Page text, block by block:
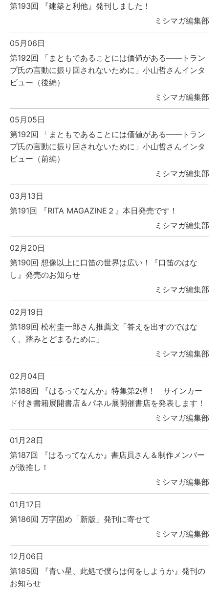
第193回 『建築と利他』発刊しました！
ミシマガ編集部
05月06日
第192回 「まともであることには価値がある――トラン
プ氏の言動に振り回されないために」小山哲さんインタ
ビュー（後編）
ミシマガ編集部
05月05日
第192回 「まともであることには価値がある――トラン
プ氏の言動に振り回されないために」小山哲さんインタ
ビュー（前編）
ミシマガ編集部
03月13日
第191回 『RITA MAGAZINE２』本日発売です！
ミシマガ編集部
02月20日
第190回 想像以上に口笛の世界は広い！『口笛のはな
し』発売のお知らせ
ミシマガ編集部
02月19日
第189回 松村圭一郎さん推薦文「答えを出すのではな
く、踏みとどまるために」
ミシマガ編集部
02月04日
第188回 『はるってなんか』特集第2弾！ サインカー
ド付き書籍展開書店＆パネル展開催書店を発表します！
ミシマガ編集部
01月28日
第187回 『はるってなんか』書店員さん＆制作メンバー
が激推し！
ミシマガ編集部
01月17日
第186回 万字固め「新版」発刊に寄せて
ミシマガ編集部
12月06日
第185回 『青い星、此処で僕らは何をしようか』発刊の
お知らせ